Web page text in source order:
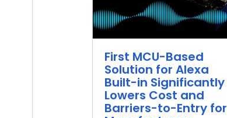
First MCU-Based
Solution for Alexa
Built-in Significantly
Lowers Cost and
Barriers-to-Entry for